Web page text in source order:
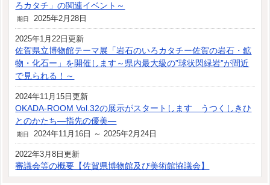
ろカタチ」の関連イベント～
期日 2025年2月28日
2025年1月22日更新
佐賀県立博物館テーマ展「岩石のいろカタチー佐賀の岩石・鉱
物・化石ー」を開催します～県内最大級の”球状閃緑岩”が間近
で見られる！～
2024年11月15日更新
OKADA-ROOM Vol.32の展示がスタートします うつくしきひ
とのかたち―指先の優美―
期日 2024年11月16日 ～ 2025年2月24日
2022年3月8日更新
審議会等の概要【佐賀県博物館及び美術館協議会】